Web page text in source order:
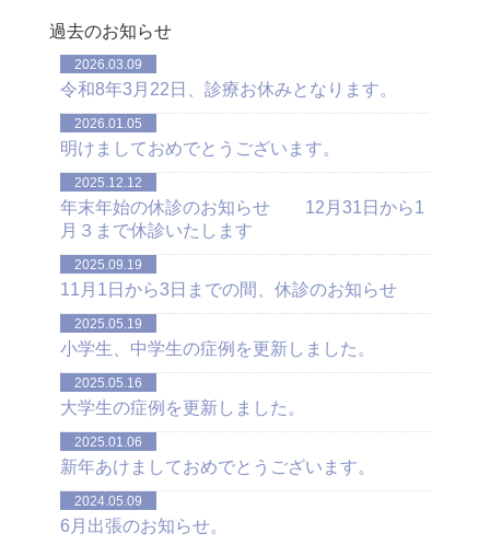
過去のお知らせ
2026.03.09
令和8年3月22日、診療お休みとなります。
2026.01.05
明けましておめでとうございます。
2025.12.12
年末年始の休診のお知らせ 12月31日から1
月３まで休診いたします
2025.09.19
11月1日から3日までの間、休診のお知らせ
2025.05.19
小学生、中学生の症例を更新しました。
2025.05.16
大学生の症例を更新しました。
2025.01.06
新年あけましておめでとうございます。
2024.05.09
6月出張のお知らせ。